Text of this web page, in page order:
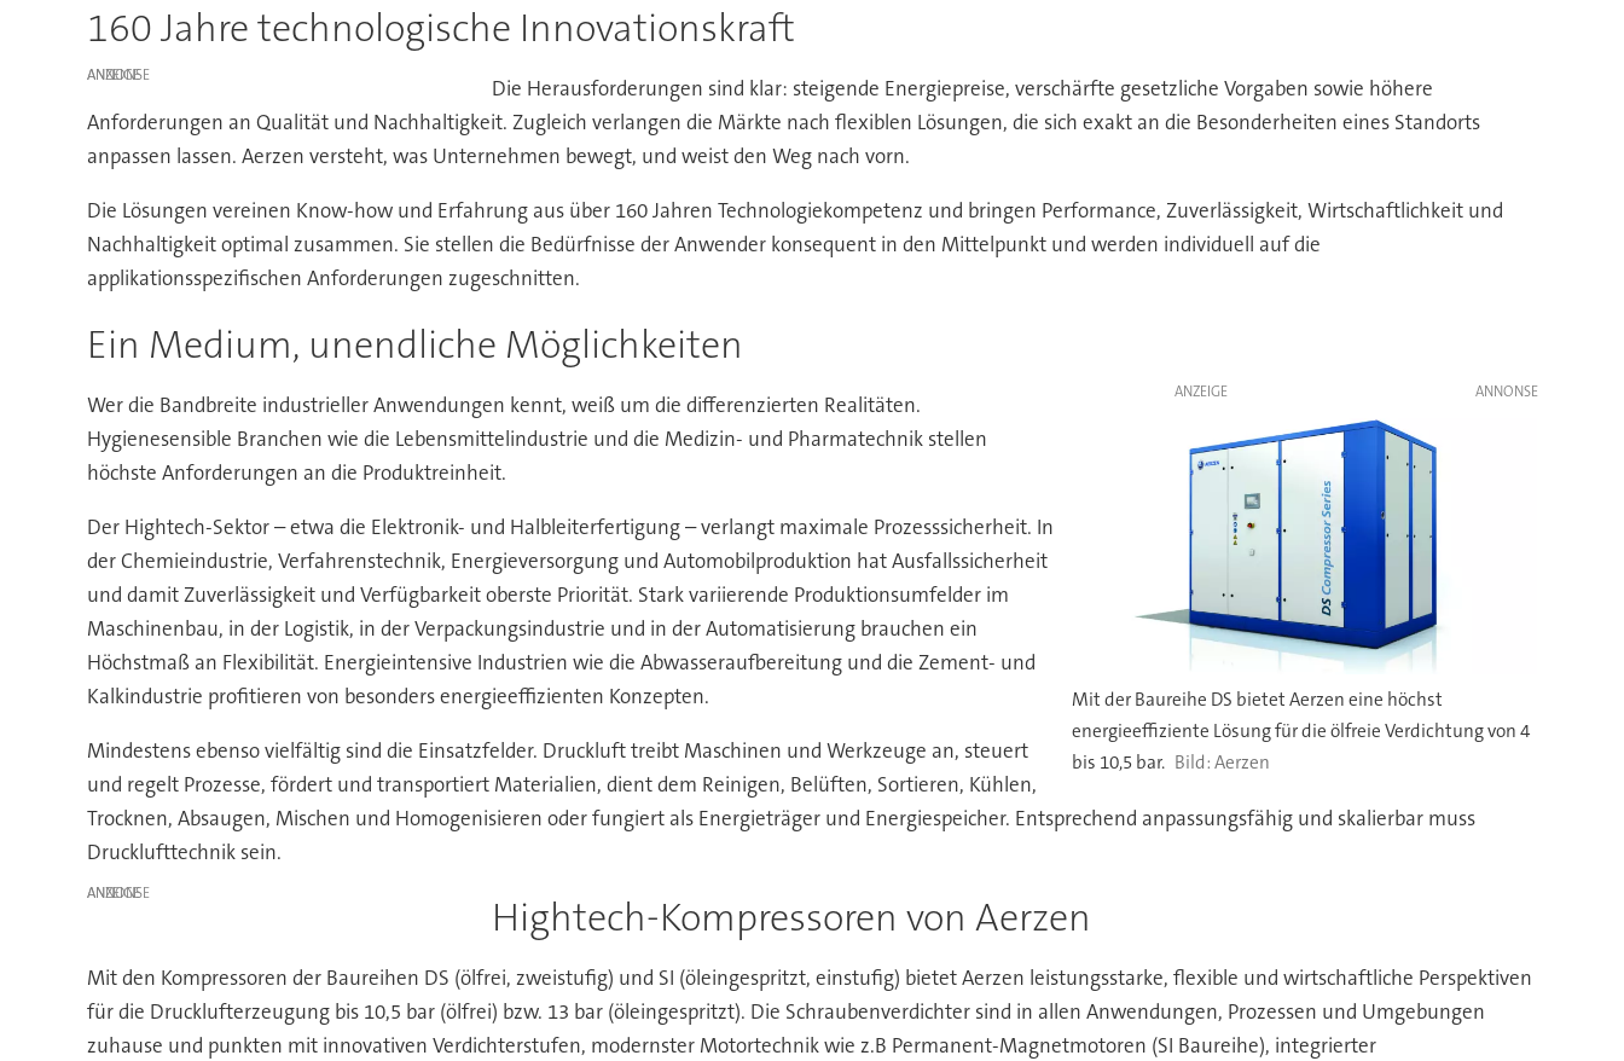
160 Jahre technologische Innovationskraft
ANZEIGE
Die Herausforderungen sind klar: steigende Energiepreise, verschärfte gesetzliche Vorgaben sowie höhere
Anforderungen an Qualität und Nachhaltigkeit. Zugleich verlangen die Märkte nach flexiblen Lösungen, die sich exakt an die Besonderheiten eines Standorts
anpassen lassen. Aerzen versteht, was Unternehmen bewegt, und weist den Weg nach vorn.
Die Lösungen vereinen Know-how und Erfahrung aus über 160 Jahren Technologiekompetenz und bringen Performance, Zuverlässigkeit, Wirtschaftlichkeit und
Nachhaltigkeit optimal zusammen. Sie stellen die Bedürfnisse der Anwender konsequent in den Mittelpunkt und werden individuell auf die
applikationsspezifischen Anforderungen zugeschnitten.
Ein Medium, unendliche Möglichkeiten
ANZEIGE
Mit der Baureihe DS bietet Aerzen eine höchst
energieeffiziente Lösung für die ölfreie Verdichtung von 4
bis 10,5 bar.
Aerzen
Wer die Bandbreite industrieller Anwendungen kennt, weiß um die differenzierten Realitäten.
Hygienesensible Branchen wie die Lebensmittelindustrie und die Medizin- und Pharmatechnik stellen
höchste Anforderungen an die Produktreinheit.
Der Hightech-Sektor – etwa die Elektronik- und Halbleiterfertigung – verlangt maximale Prozesssicherheit. In
der Chemieindustrie, Verfahrenstechnik, Energieversorgung und Automobilproduktion hat Ausfallssicherheit
und damit Zuverlässigkeit und Verfügbarkeit oberste Priorität. Stark variierende Produktionsumfelder im
Maschinenbau, in der Logistik, in der Verpackungsindustrie und in der Automatisierung brauchen ein
Höchstmaß an Flexibilität. Energieintensive Industrien wie die Abwasseraufbereitung und die Zement- und
Kalkindustrie profitieren von besonders energieeffizienten Konzepten.
Mindestens ebenso vielfältig sind die Einsatzfelder. Druckluft treibt Maschinen und Werkzeuge an, steuert
und regelt Prozesse, fördert und transportiert Materialien, dient dem Reinigen, Belüften, Sortieren, Kühlen,
Trocknen, Absaugen, Mischen und Homogenisieren oder fungiert als Energieträger und Energiespeicher. Entsprechend anpassungsfähig und skalierbar muss
Drucklufttechnik sein.
ANZEIGE Hightech-Kompressoren von Aerzen
Mit den Kompressoren der Baureihen DS (ölfrei, zweistufig) und SI (öleingespritzt, einstufig) bietet Aerzen leistungsstarke, flexible und wirtschaftliche Perspektiven
für die Drucklufterzeugung bis 10,5 bar (ölfrei) bzw. 13 bar (öleingespritzt). Die Schraubenverdichter sind in allen Anwendungen, Prozessen und Umgebungen
zuhause und punkten mit innovativen Verdichterstufen, modernster Motortechnik wie z.B Permanent-Magnetmotoren (SI Baureihe), integrierter